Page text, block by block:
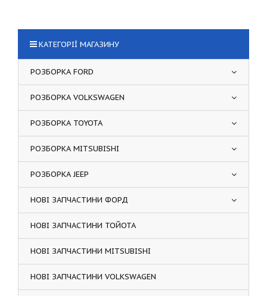
КАТЕГОРІЇ МАГАЗИНУ
РОЗБОРКА FORD
РОЗБОРКА VOLKSWAGEN
РОЗБОРКА TOYOTA
РОЗБОРКА MITSUBISHI
РОЗБОРКА JEEP
НОВІ ЗАПЧАСТИНИ ФОРД
НОВІ ЗАПЧАСТИНИ ТОЙОТА
НОВІ ЗАПЧАСТИНИ MITSUBISHI
НОВІ ЗАПЧАСТИНИ VOLKSWAGEN